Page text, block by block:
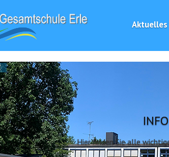
Aktuelles
Hier finden Sie alle
Previous